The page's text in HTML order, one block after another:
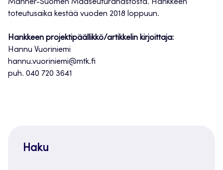
Manner-Suomen Maaseuturahastosta. Hankkeen
toteutusaika kestää vuoden 2018 loppuun.
Hankkeen projektipäällikkö/artikkelin kirjoittaja:
Hannu Vuoriniemi
hannu.vuoriniemi@mtk.fi
puh. 040 720 3641
Haku